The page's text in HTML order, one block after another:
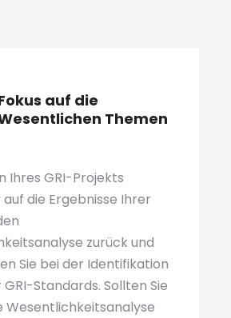
auf die
Themen
Ihres GRI-Projekts
die Ergebnisse Ihrer
zurück und
Sie bei der Identifikation
Standards. Sollten Sie
Wesentlichkeitsanalyse